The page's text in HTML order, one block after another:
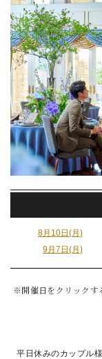
8月10日(月)
9月7日(月)
※開催日をクリックす
平日休みのカップル